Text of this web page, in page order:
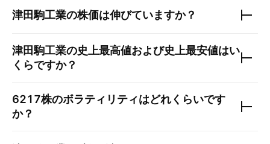
津田駒工業の株価は伸びていますか？
津田駒工業の史上最高値および史上最安値はい
くらですか？
6217株のボラティリティはどれくらいです
か？